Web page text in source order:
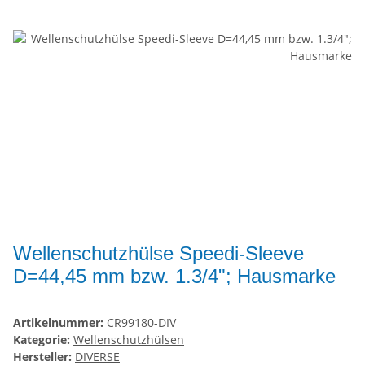
Wellenschutzhülse Speedi-Sleeve
D=44,45 mm bzw. 1.3/4"; Hausmarke
Artikelnummer: CR99180-DIV
Kategorie: Wellenschutzhülsen
Hersteller: DIVERSE